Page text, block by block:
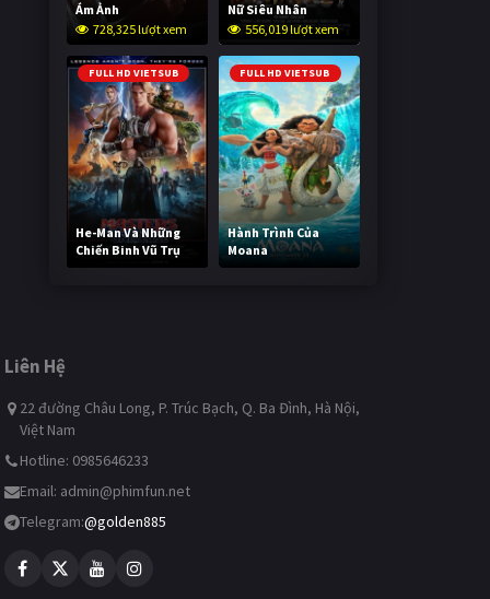
Ám Ảnh
728,325 lượt xem
Nữ Siêu Nhân
556,019 lượt xem
FULL HD VIETSUB
He-Man Và Những
Chiến Binh Vũ Trụ
246,727 lượt xem
FULL HD VIETSUB
Hành Trình Của
Moana
497,457 lượt xem
Liên Hệ
22 đường Châu Long, P. Trúc Bạch, Q. Ba Đình, Hà Nội,
Việt Nam
Hotline: 0985646233
Email: admin@phimfun.net
Telegram:@golden885